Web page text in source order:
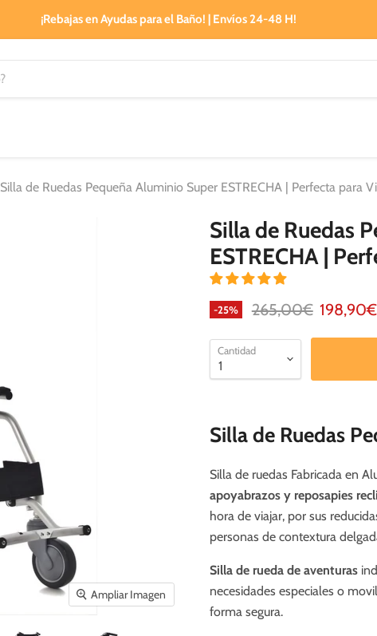
¡Rebajas en Ayudas para el Baño! | Envíos 24-48 H!
Silla de Ruedas Pequeña Aluminio Super ESTRECHA | Perfecta para
Ampliar Imagen
Silla de Ruedas
ESTRECHA |
-25% Precio original
265,00€ Precio
198,90€
Cantidad
Silla de Ruedas
Silla de ruedas Fabricada en
apoyabrazos y reposapies
hora de viajar, por sus
personas de contextura
Silla de rueda de aventuras
necesidades especiales o
forma segura.